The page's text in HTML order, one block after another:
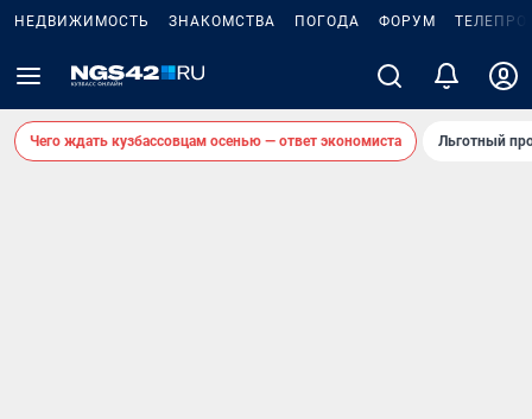
НЕДВИЖИМОСТЬ ЗНАКОМСТВА ПОГОДА ФОРУМ
Чего ждать кузбассовцам осенью — ответ экономиста Льготный